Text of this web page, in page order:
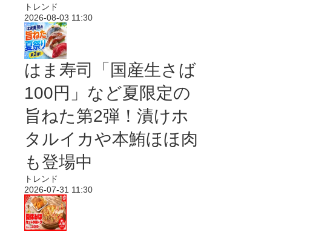
トレンド
2026-08-03 11:30
はま寿司「国産生さば
100円」など夏限定の
旨ねた第2弾！漬けホ
タルイカや本鮪ほほ肉
も登場中
トレンド
2026-07-31 11:30